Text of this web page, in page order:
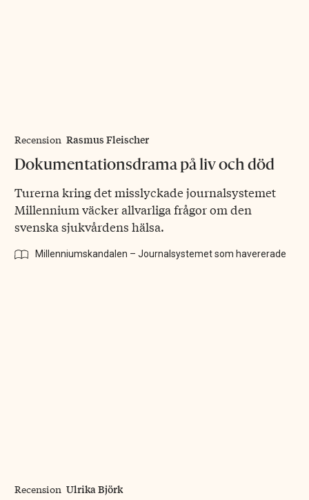
Recension Rasmus Fleischer
Dokumentationsdrama på liv och död
Turerna kring det misslyckade journalsystemet
Millennium väcker allvarliga frågor om den
svenska sjukvårdens hälsa.
Millenniumskandalen – Journalsystemet som havererade
Recension Ulrika Björk